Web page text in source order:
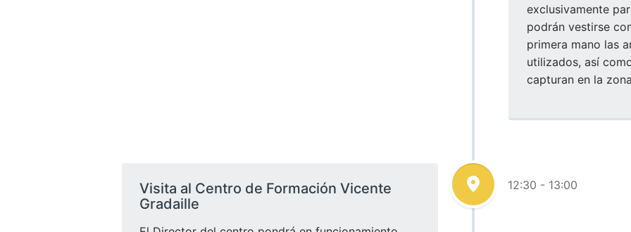
exclusivamente
podrán vestirse
primera mano las
utilizados, así
capturan en la
Visita al Centro de Formación Vicente
Gradaille
12:30 - 13:00